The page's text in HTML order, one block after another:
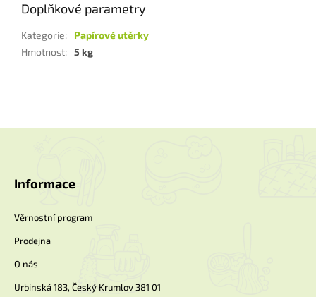
Doplňkové parametry
Kategorie:
Papírové utěrky
Hmotnost: 5 kg
Informace
Věrnostní program
Prodejna
O nás
Urbinská 183, Český Krumlov 381 01